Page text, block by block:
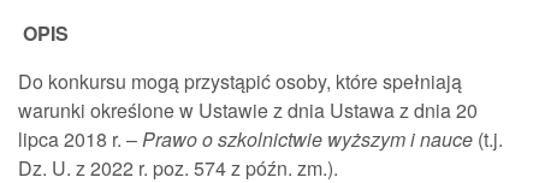
OPIS
Do konkursu mogą przystąpić osoby, które spełniają
warunki określone w Ustawie z dnia Ustawa z dnia 20
lipca 2018 r. –Prawo o szkolnictwie wyższym i nauce (t.j.
Dz. U. z 2022 r. poz. 574 z późn. zm.).